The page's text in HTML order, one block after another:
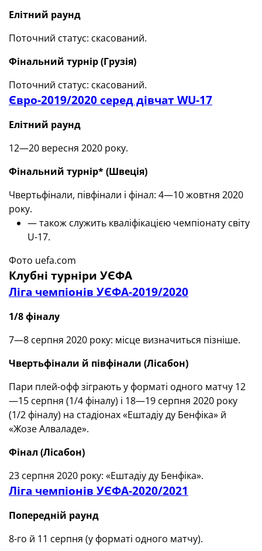
Елітний раунд
Поточний статус: скасований.
Фінальний турнір (Грузія)
Поточний статус: скасований.
Євро-2019/2020 серед дівчат WU-17
Елітний раунд
12—20 вересня 2020 року.
Фінальний турнір*(Швеція)
Чвертьфінали, півфінали і фінал: 4—10 жовтня 2020
року.
— також служить кваліфікацією чемпіонату світу
U-17.
Фото uefa.com
Клубні турніри УЄФА
Ліга чемпіонів УЄФА-2019/2020
1/8 фіналу
7—8 серпня 2020 року: місце визначиться пізніше.
Чвертьфінали й півфінали (Лісабон)
Пари плей-офф зіграють у форматі одного матчу 12
—15 серпня (1/4 фіналу) і 18—19 серпня 2020 року
(1/2 фіналу) на стадіонах «Ештадіу ду Бенфіка» й
«Жозе Алваладе».
Фінал (Лісабон)
23 серпня 2020 року: «Ештадіу ду Бенфіка».
Ліга чемпіонів УЄФА-2020/2021
Попередній раунд
8-го й 11 серпня (у форматі одного матчу).